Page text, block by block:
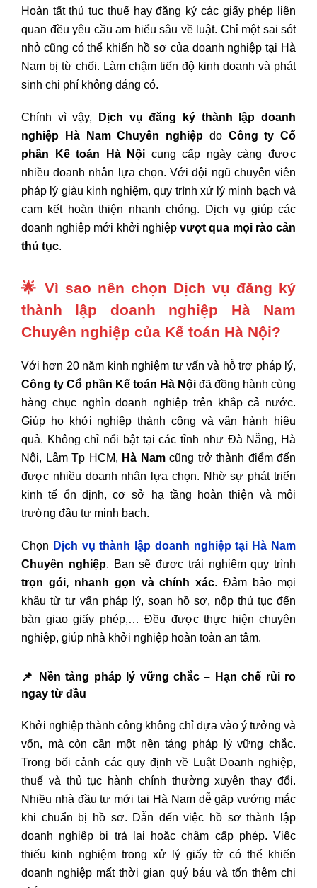
Hoàn tất thủ tục thuế hay đăng ký các giấy phép liên
quan đều yêu cầu am hiểu sâu về luật. Chỉ một sai sót
nhỏ cũng có thể khiến hồ sơ của doanh nghiệp tại Hà
Nam bị từ chối. Làm chậm tiến độ kinh doanh và phát
sinh chi phí không đáng có.
Chính vì vậy,
Dịch vụ đăng ký thành lập doanh
nghiệp Hà Nam Chuyên nghiệp do Công ty Cổ
phần Kế toán Hà Nội cung cấp ngày càng được
nhiều doanh nhân lựa chọn. Với đội ngũ chuyên viên
pháp lý giàu kinh nghiệm, quy trình xử lý minh bạch và
cam kết hoàn thiện nhanh chóng. Dịch vụ giúp các
doanh nghiệp mới khởi nghiệpvượt qua mọi rào cản
thủ tục.
🌟 Vì sao nên chọn Dịch vụ đăng ký
thành lập doanh nghiệp Hà Nam
Chuyên nghiệp của Kế toán Hà Nội?
Với hơn 20 năm kinh nghiệm tư vấn và hỗ trợ pháp lý,
Công ty Cổ phần Kế toán Hà Nội đã đồng hành cùng
hàng chục nghìn doanh nghiệp trên khắp cả nước.
Giúp họ khởi nghiệp thành công và vận hành hiệu
quả. Không chỉ nổi bật tại các tỉnh như Đà Nẵng, Hà
Nội, Lâm Tp HCM, Hà Namcũng trở thành điểm đến
được nhiều doanh nhân lựa chọn. Nhờ sự phát triển
kinh tế ổn định, cơ sở hạ tầng hoàn thiện và môi
trường đầu tư minh bạch.
Chọn Dịch vụ thành lập doanh nghiệp tại Hà Nam
Chuyên nghiệp. Bạn sẽ được trải nghiệm quy trình
trọn gói, nhanh gọn và chính xác. Đảm bảo mọi
khâu từ tư vấn pháp lý, soạn hồ sơ, nộp thủ tục đến
bàn giao giấy phép,… Đều được thực hiện chuyên
nghiệp, giúp nhà khởi nghiệp hoàn toàn an tâm.
📌
Nền tảng pháp lý vững chắc – Hạn chế rủi ro
ngay từ đầu
Khởi nghiệp thành công không chỉ dựa vào ý tưởng và
vốn, mà còn cần một nền tảng pháp lý vững chắc.
Trong bối cảnh các quy định về Luật Doanh nghiệp,
thuế và thủ tục hành chính thường xuyên thay đổi.
Nhiều nhà đầu tư mới tại Hà Nam dễ gặp vướng mắc
khi chuẩn bị hồ sơ. Dẫn đến việc hồ sơ thành lập
doanh nghiệp bị trả lại hoặc chậm cấp phép. Việc
thiếu kinh nghiệm trong xử lý giấy tờ có thể khiến
doanh nghiệp mất thời gian quý báu và tốn thêm chi